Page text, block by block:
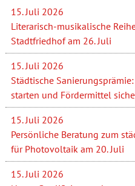
15. Juli 2026
Literarisch-musikalische
Stadtfriedhof am 26. Juli
15. Juli 2026
Städtische
starten und Fördermittel
15. Juli 2026
Persönliche Beratung zum
für Photovoltaik am 20. Juli
15. Juli 2026